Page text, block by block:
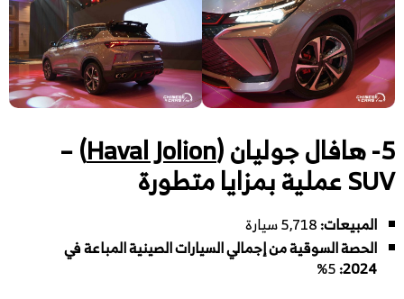
5- هافال جوليان ( Haval Jolion
) –
SUV عملية بمزايا متطورة
المبيعات:
الحصة السوقية من إجمالي السيارات الصينية المباعة في
2024
: